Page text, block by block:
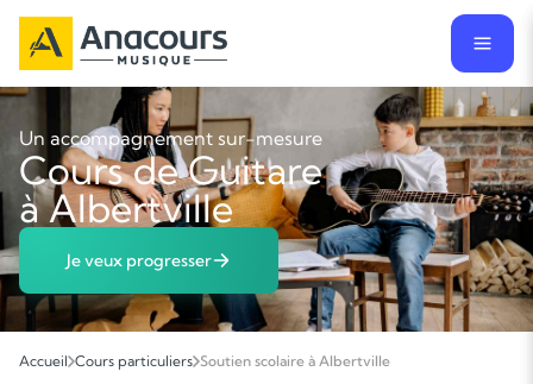
Un accompagnement sur-mesure
Cours de Guitare
à Albertville
Je veux progresser
Accueil Cours particuliers Soutien scolaire à Albertville